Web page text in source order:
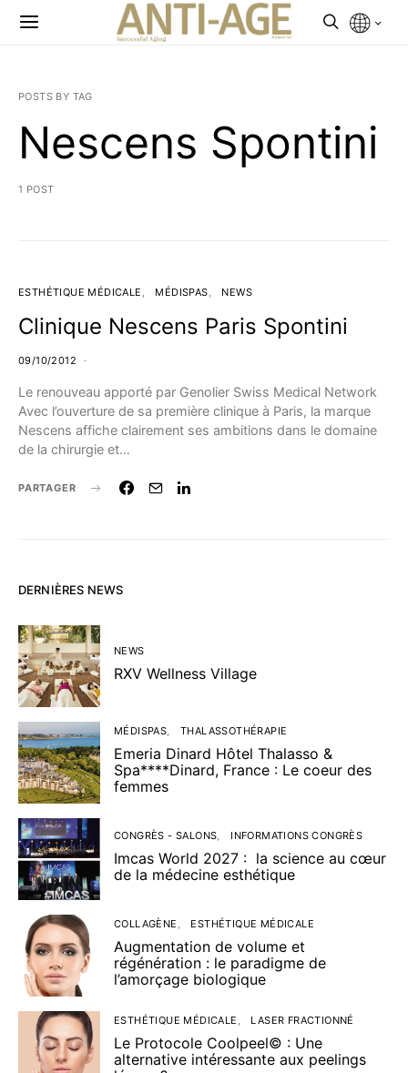
POSTS BY TAG
Nescens Spontini
1 POST
ESTHÉTIQUE MÉDICALE MÉDISPAS NEWS
Clinique Nescens Paris Spontini
09/10/2012
Le renouveau apporté par Genolier Swiss Medical Network
Avec l’ouverture de sa première clinique à Paris, la marque
Nescens affiche clairement ses ambitions dans le domaine
de la chirurgie et…
PARTAGER
DERNIÈRES NEWS
NEWS
RXV Wellness Village
MÉDISPAS THALASSOTHÉRAPIE
Emeria Dinard Hôtel Thalasso &
Spa****Dinard, France : Le coeur des
femmes
CONGRÈS - SALONS INFORMATIONS CONGRÈS
Imcas World 2027 : la science au cœur
de la médecine esthétique
COLLAGÈNE ESTHÉTIQUE MÉDICALE
Augmentation de volume et
régénération : le paradigme de
l’amorçage biologique
ESTHÉTIQUE MÉDICALE LASER FRACTIONNÉ
Le Protocole Coolpeel© : Une
alternative intéressante aux peelings